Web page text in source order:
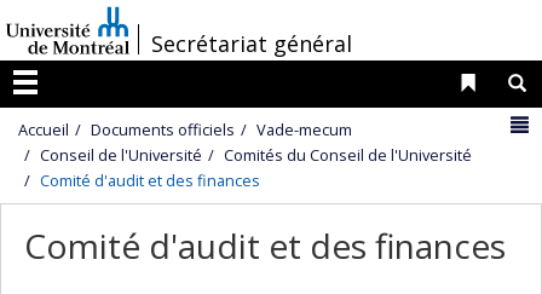
au
contenu
/
Secrétariat général
Menu
Liens
Accueil Documents officiels
Vade-mecum
Conseil de l'Université
Comités du Conseil de l'Université
Comité d'audit et des finances
Comité d'audit et des finances